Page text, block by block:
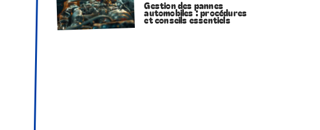
Gestion des pannes
automobiles : procédures
et conseils essentiels